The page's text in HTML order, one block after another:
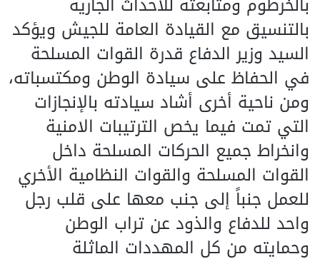
بالتنسيق مع القيادة العامة للجيش ويؤكد
السيد وزير الدفاع قدرة القوات المسلحة
في الحفاظ على سيادة الوطن ومكتسباته،
ومن ناحية أخرى أشاد سيادته بالإنجازات
التي تمت فيما يخص الترتيبات الامنية
وانخراط جميع الحركات المسلحة داخل
القوات المسلحة والقوات النظامية الأخري
للعمل جنباً إلى جنب معها على قلب رجل
واحد للدفاع والذود عن تراب الوطن
وحمايته من كل المهددات الماثلة